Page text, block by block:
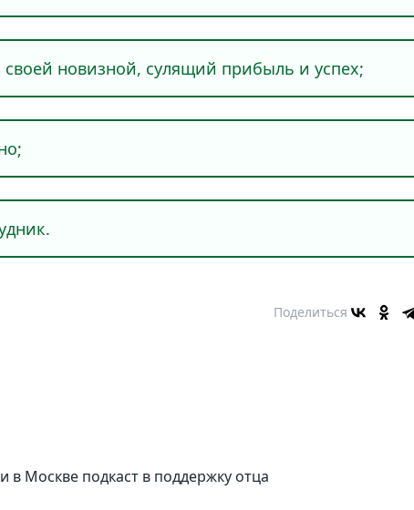
новизной, сулящий прибыль и успех;
Поделиться
в Москве подкаст в поддержку отца